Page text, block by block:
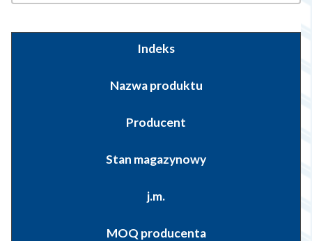
Indeks
Nazwa produktu
Producent
Stan magazynowy
j.m.
MOQ producenta